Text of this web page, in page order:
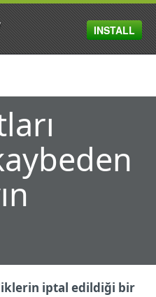
MENU
iptal edildiği bir
INSTALL